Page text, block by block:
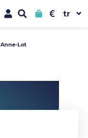
€
Anne-Lot